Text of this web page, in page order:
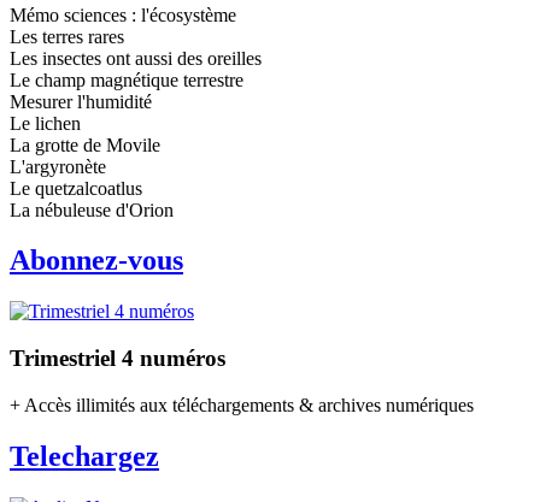
Mémo sciences : l'écosystème
Les terres rares
Les insectes ont aussi des oreilles
Le champ magnétique terrestre
Mesurer l'humidité
Le lichen
La grotte de Movile
L'argyronète
Le quetzalcoatlus
La nébuleuse d'Orion
Abonnez-vous
Trimestriel 4 numéros
+ Accès illimités aux téléchargements & archives numériques
Telechargez